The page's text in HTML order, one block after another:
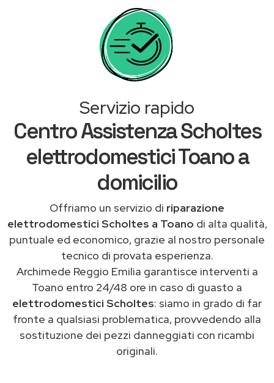
Servizio rapido
Centro Assistenza Scholtes
elettrodomestici Toano a
domicilio
Offriamo un servizio di riparazione
elettrodomestici Scholtes a Toano di alta qualità,
puntuale ed economico, grazie al nostro personale
tecnico di provata esperienza.
Archimede Reggio Emilia garantisce interventi a
Toano entro 24/48 ore in caso di guasto a
elettrodomestici Scholtes: siamo in grado di far
fronte a qualsiasi problematica, provvedendo alla
sostituzione dei pezzi danneggiati con ricambi
originali.